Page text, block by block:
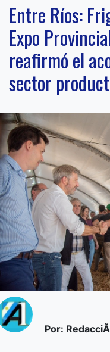
Entre Ríos:
Expo
reafirmó el
sector
Por: